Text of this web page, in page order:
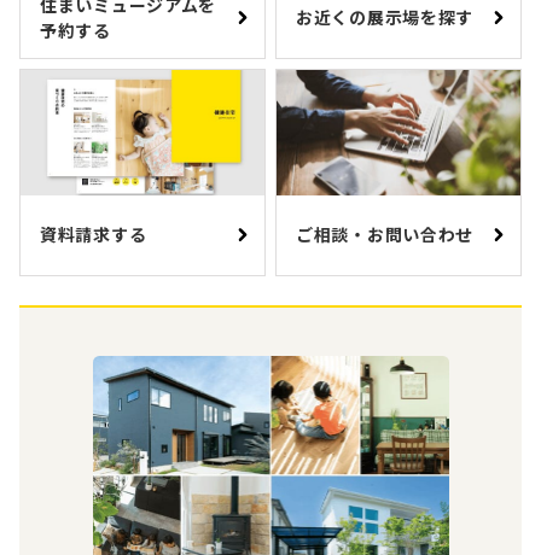
予約する
お近くの展示場を探す
資料請求する ご相談・お問い合わせ